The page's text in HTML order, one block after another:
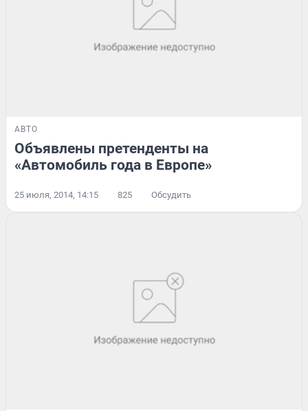
АВТО
Объявлены претенденты на
«Автомобиль года в Европе»
25 июля, 2014, 14:15 825 Обсудить